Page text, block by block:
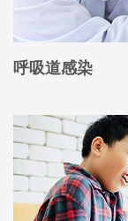
呼吸道感染
呼吸道或下呼吸道
这些感染的严重程
出现支气管炎或肺
评估和治疗。